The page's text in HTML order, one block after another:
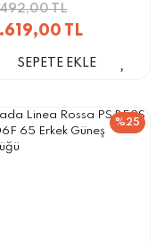
TL
TL
SEPETE EKLE
%25